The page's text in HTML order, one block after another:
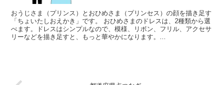
おうじさま（プリンス）とおひめさま（プリンセス）の顔を描き足す
「ちょいたしおえかき」です。 おひめさまのドレスは、2種類から選
べます。ドレスはシンプルなので、模様、リボン、フリル、アクセサ
リーなどを描き足すと、もっと華やかになります。...